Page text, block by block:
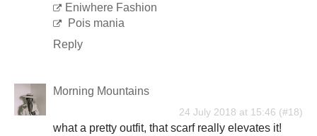
Eniwhere Fashion
Pois mania
Reply
Morning Mountains
24 July 2018 at 15:46
what a pretty outfit, that scarf really elevates it!